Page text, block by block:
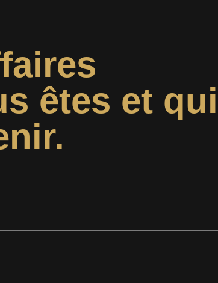
êtes et qui